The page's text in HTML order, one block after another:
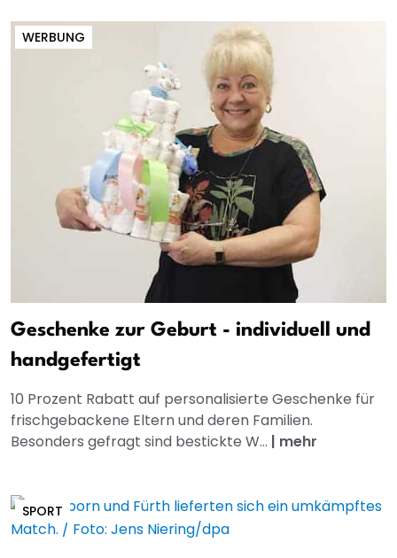
WERBUNG
Geschenke zur Geburt - individuell und
handgefertigt
10 Prozent Rabatt auf personalisierte Geschenke für
frischgebackene Eltern und deren Familien.
Besonders gefragt sind bestickte W... | mehr
SPORT